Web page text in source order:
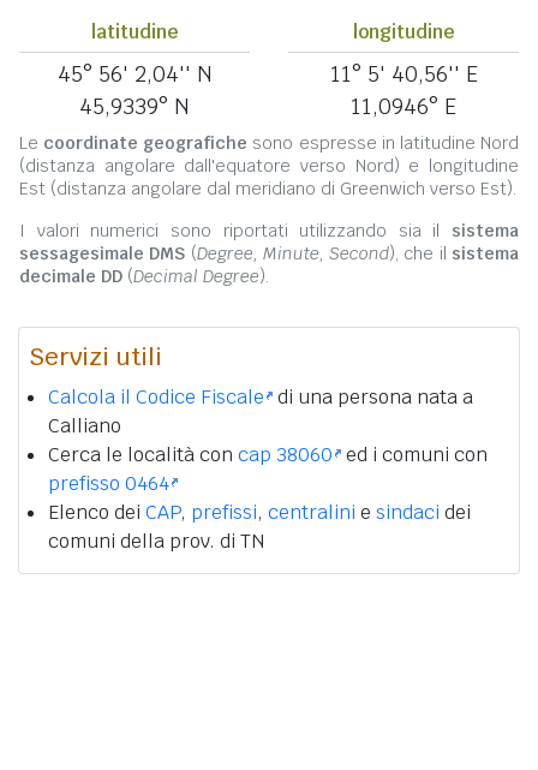
latitudine
45° 56' 2,04'' N
45,9339° N
longitudine
11° 5' 40,56'' E
11,0946° E
Le coordinate geografiche sono espresse in latitudine Nord
(distanza angolare dall'equatore verso Nord) e longitudine
Est (distanza angolare dal meridiano di Greenwich verso Est).
I valori numerici sono riportati utilizzando sia il sistema
sessagesimale DMS (Degree, Minute, Second), che il sistema
decimale DD (Decimal Degree).
Servizi utili
Calcola il Codice Fiscale di una persona nata a
Calliano
Cerca le località con cap 38060 ed i comuni con
prefisso 0464
Elenco dei CAP, prefissi, centralini e sindaci dei
comuni della prov. di TN